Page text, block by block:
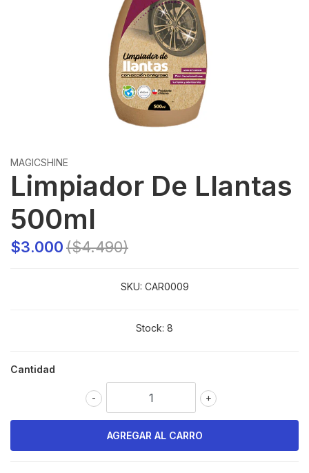
MAGICSHINE
Limpiador De Llantas
500ml
$3.000($4.490)
SKU: CAR0009
Stock: 8
Cantidad
+
-